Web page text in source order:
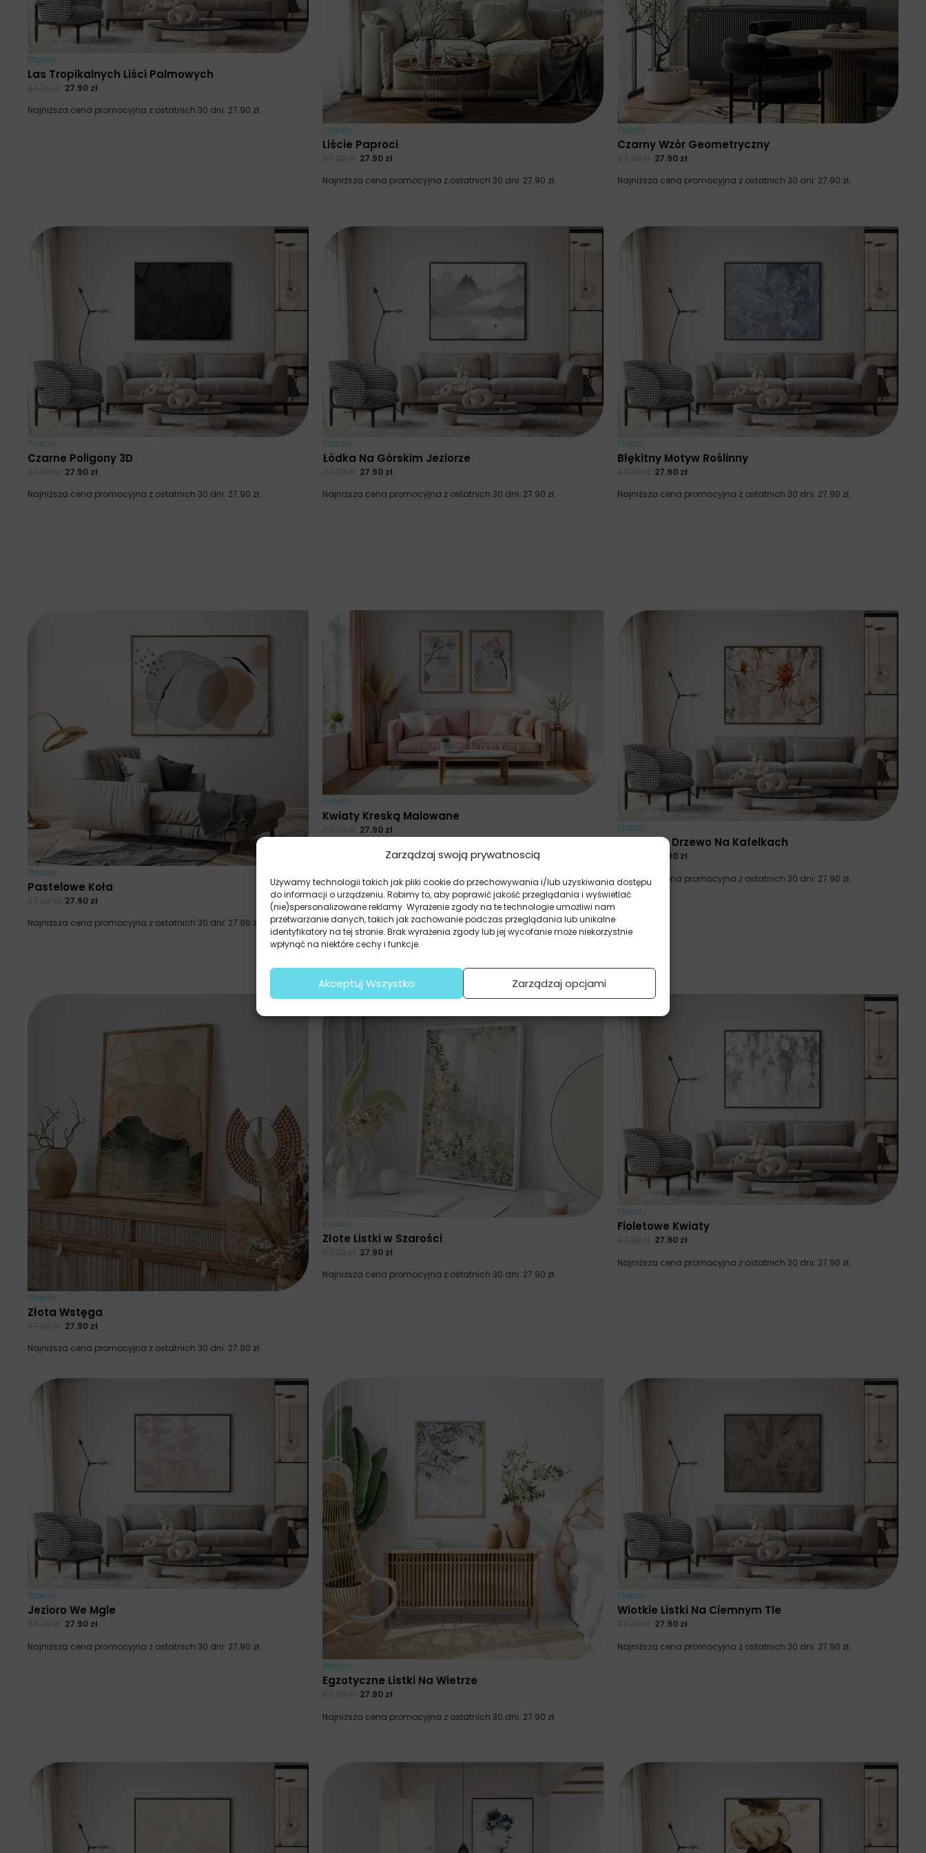
Zarządzaj swoją prywatnoscią
Używamy technologii takich jak pliki cookie do przechowywania i/lub uzyskiwania dostępu
do informacji o urządzeniu. Robimy to, aby poprawić jakość przeglądania i wyświetlać
(nie)spersonalizowane reklamy. Wyrażenie zgody na te technologie umożliwi nam
przetwarzanie danych, takich jak zachowanie podczas przeglądania lub unikalne
identyfikatory na tej stronie. Brak wyrażenia zgody lub jej wycofanie może niekorzystnie
wpłynąć na niektóre cechy i funkcje.
Akceptuj Wszystko Zarządzaj opcjami
Plakaty
Las Tropikalnych Liści Palmowych
27.90 zł
Najniższa cena promocyjna z ostatnich 30 dni: 27.90 zł.
Plakaty
Liście Paproci
27.90 zł
Najniższa cena promocyjna z ostatnich 30 dni: 27.90 zł.
Plakaty
Czarny Wzór Geometryczny
27.90 zł
Najniższa cena promocyjna z ostatnich 30 dni: 27.90 zł.
Plakaty
Czarne Poligony 3D
27.90 zł
Najniższa cena promocyjna z ostatnich 30 dni: 27.90 zł.
Plakaty
Łódka Na Górskim Jeziorze
27.90 zł
Najniższa cena promocyjna z ostatnich 30 dni: 27.90 zł.
Plakaty
Błękitny Motyw Roślinny
27.90 zł
Najniższa cena promocyjna z ostatnich 30 dni: 27.90 zł.
Plakaty
Pastelowe Koła
27.90 zł
Najniższa cena promocyjna z ostatnich 30 dni: 27.90 zł
Plakaty
Kwiaty Kreską Malowane
27.90 zł
Najniższa cena promocyjna z ostatnich 30 dni:27.90
Plakaty
Kwitnące Drzewo Na Kafelkach
27.90 zł
Najniższa cena promocyjna z ostatnich 30 dni: 27.90 zł.
Plakaty
Złota Wstęga
27.90 zł
Najniższa cena promocyjna z ostatnich 30 dni: 27.90 zł.
Plakaty
Złote Listki w Szarości
27.90 zł
Najniższa cena promocyjna z ostatnich 30 dni: 27.90 zł.
Plakaty
Fioletowe Kwiaty
27.90 zł
Najniższa cena promocyjna z ostatnich 30 dni: 27.90 zł.
Plakaty
Jezioro We Mgle
27.90 zł
Najniższa cena promocyjna z ostatnich 30 dni: 27.90 zł.
Plakaty
Egzotyczne Listki Na Wietrze
27.90 zł
Najniższa cena promocyjna z ostatnich 30 dni: 27.90 zł.
Plakaty
Wiotkie Listki Na Ciemnym Tle
27.90 zł
Najniższa cena promocyjna z ostatnich 30 dni: 27.90 zł.